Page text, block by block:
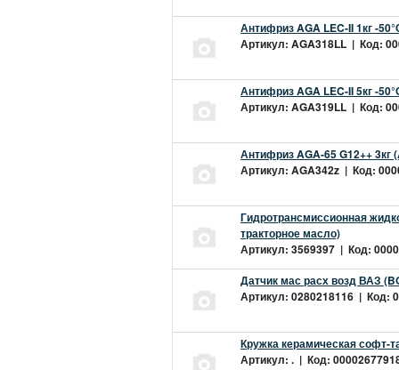
Антифриз AGA LEC-II 1кг -
Артикул: AGA318LL | Код:
Антифриз AGA LEC-II 5кг -
Артикул: AGA319LL | Код:
Антифриз AGA-65 G12++ 3кг
Артикул: AGA342z | Код:
Гидротрансмиссионная
тракторное масло)
Артикул: 3569397 | Код:
Датчик мас расх возд ВАЗ
Артикул: 0280218116 | Код:
Кружка керамическая софт-
Артикул: . | Код: